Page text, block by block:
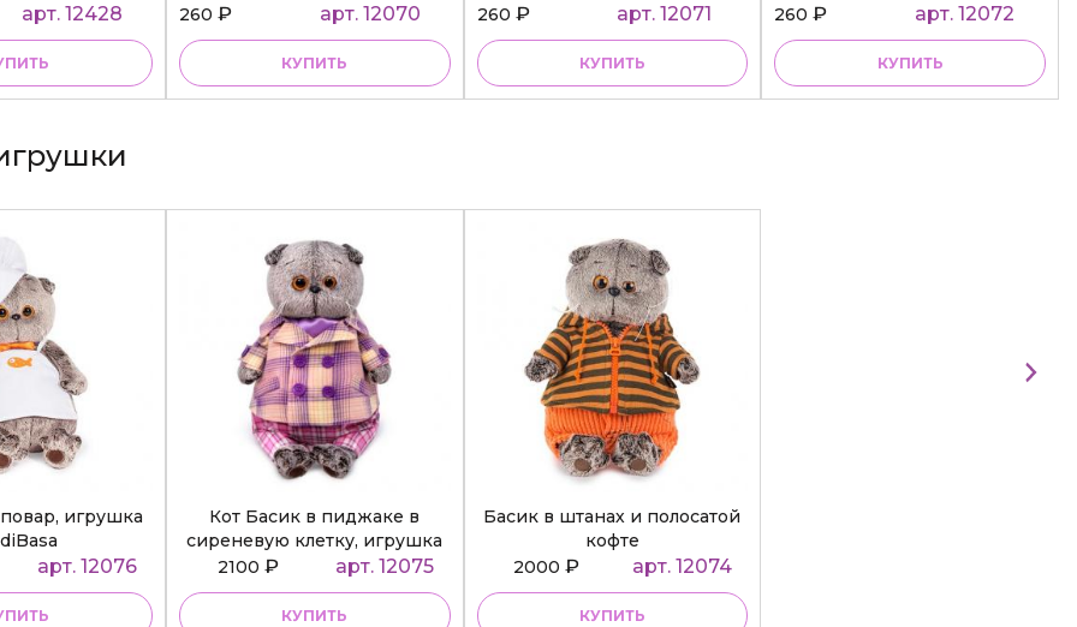
арт. 12428 260 ₽ арт. 12070
КУПИТЬ
260 ₽ арт. 12071
КУПИТЬ
260₽ арт. 12072
КУПИТЬ
игрушка
арт. 12076
Кот Басик в пиджаке в
сиреневую клетку, игрушка
BudiBasa
2100₽ арт. 12075
КУПИТЬ
Басик в штанах и полосатой
кофте
2000 ₽ арт. 12074
КУПИТЬ